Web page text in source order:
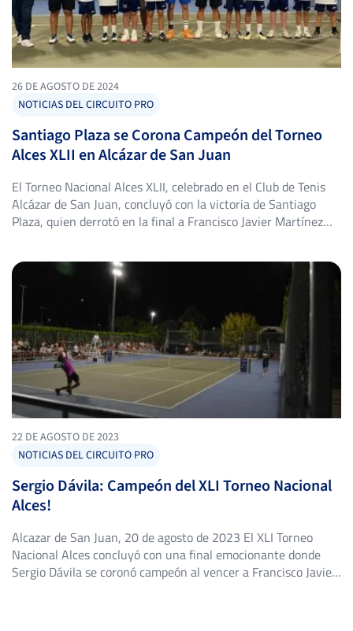
26 DE AGOSTO DE 2024
NOTICIAS DEL CIRCUITO PRO
Santiago Plaza se Corona Campeón del Torneo
Alces XLII en Alcázar de San Juan
El Torneo Nacional Alces XLII, celebrado en el Club de Tenis
Alcázar de San Juan, concluyó con la victoria de Santiago
Plaza, quien derrotó en la final a Francisco Javier Martínez
tenístico regional, reunió a […]
22 DE AGOSTO DE 2023
NOTICIAS DEL CIRCUITO PRO
Sergio Dávila: Campeón del XLI Torneo Nacional
Alces!
Alcazar de San Juan, 20 de agosto de 2023 El XLI Torneo
Nacional Alces concluyó con una final emocionante donde
Sergio Dávila se coronó campeón al vencer a Francisco Javier